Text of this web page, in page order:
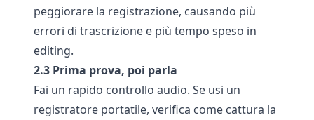
peggiorare la registrazione, causando più
errori di trascrizione e più tempo speso in
editing.
2.3 Prima prova, poi parla
Fai un rapido controllo audio. Se usi un
registratore portatile, verifica come cattura la